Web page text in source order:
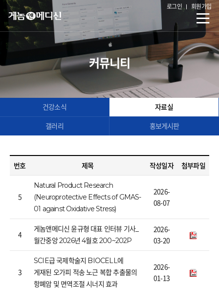
로그인 회원가입
커뮤니티
건강소식 자료실
갤러리 홍보게시판
번호 제목 작성일자 첨부파일
5
Natural Product Research
(Neuroprotective Effects of GMAS-
01 against Oxidative Stress)
2026-
08-07
4
게놈앤메디신 윤규형 대표 인터뷰 기사_
월간중앙 2026년 4월호 200~202P
2026-
03-20
3
SCIE급 국제학술지 BIOCELL에
게재된 오가피 적송 노근 복합 추출물의
항폐암 및 면역조절 시너지 효과
2026-
01-13